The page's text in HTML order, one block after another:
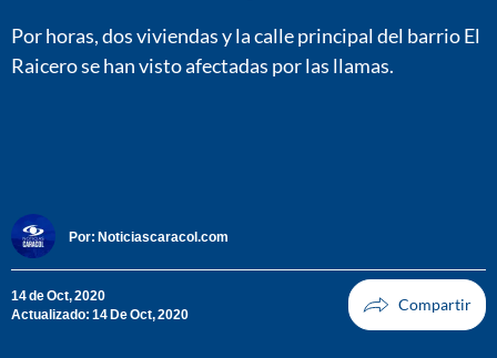
Por horas, dos viviendas y la calle principal del barrio El
Raicero se han visto afectadas por las llamas.
Por: Noticiascaracol.com
14 de Oct, 2020
Actualizado: 14 De Oct, 2020